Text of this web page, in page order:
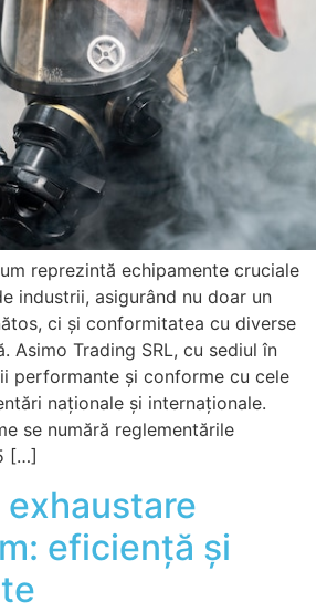
reprezintă echipamente cruciale
industrii, asigurând nu doar un
ci și conformitatea cu diverse
Asimo Trading SRL, cu sediul în
performante și conforme cu cele
naționale și internaționale.
se numără reglementările
[…]
eficiență și